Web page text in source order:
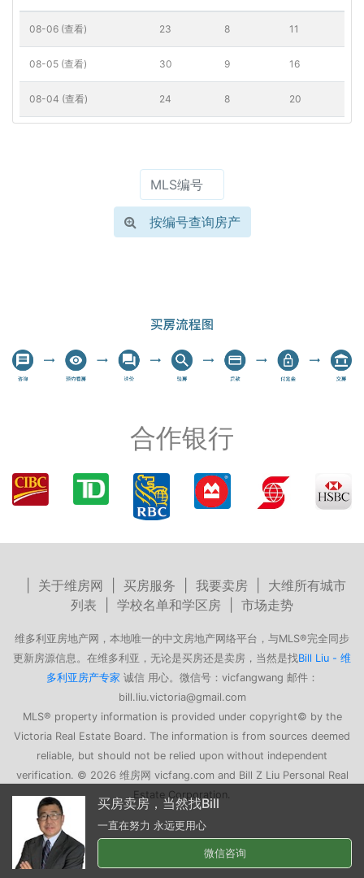
08-06 (查看) 23 8 11
08-05 (查看) 30 9 16
08-04 (查看) 24 8 20
按编号查询房产
合作银行
关于维房网 买房服务 我要卖房
大维所有城市
列表
学校名单和学区房 市场走势
维多利亚房地产网，本地唯一的中文房地产网络平台，与MLS®完全同步
更新房源信息。在维多利亚，无论是买房还是卖房，当然是找Bill Liu - 维
多利亚房产专家 诚信 用心。微信号：vicfangwang 邮件：
bill.liu.victoria@gmail.com
MLS® property information is provided under copyright© by the
Victoria Real Estate Board. The information is from sources deemed
reliable, but should not be relied upon without independent
verification. © 2026 维房网 vicfang.com and Bill Z Liu Personal Real
Estate Corporation.
过去5年来成交最多的华人经纪
Bill 这么多客户的选择 没错！
微信咨询